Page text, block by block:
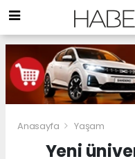
Anasayfa Yaşam
Yeni